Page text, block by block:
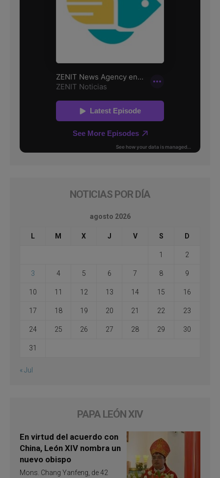
NOTICIAS POR DÍA
agosto 2026
L M X J V S D
1 2
3 4 5 6 7 8 9
10 11 12 13 14 15 16
17 18 19 20 21 22 23
24 25 26 27 28 29 30
31
« Jul
PAPA LEÓN XIV
En virtud del acuerdo con
China, León XIV nombra un
nuevo obispo
Mons. Chang Yanfeng, de 42